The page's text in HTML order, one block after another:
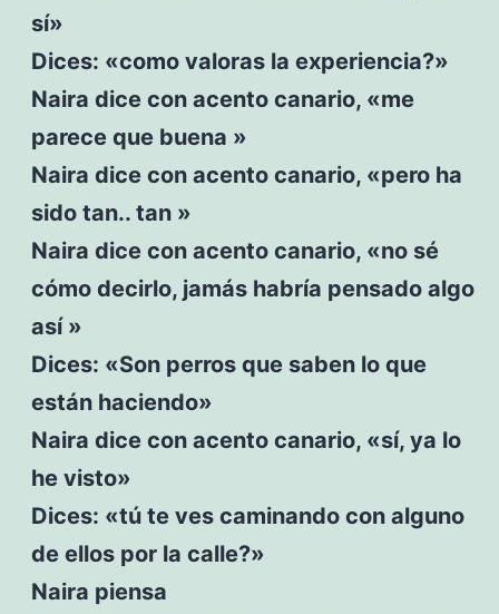
sí»
Dices: «como valoras la experiencia?»
Naira dice con acento canario, «me
parece que buena »
Naira dice con acento canario, «pero ha
sido tan.. tan »
Naira dice con acento canario, «no sé
cómo decirlo, jamás habría pensado algo
así »
Dices: «Son perros que saben lo que
están haciendo»
Naira dice con acento canario, «sí, ya lo
he visto»
Dices: «tú te ves caminando con alguno
de ellos por la calle?»
Naira piensa